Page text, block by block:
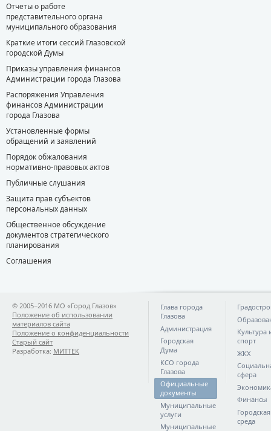
Отчеты о работе
представительного органа
муниципального образования
Краткие итоги сессий Глазовской
городской Думы
Приказы управления финансов
Администрации города Глазова
Распоряжения Управления
финансов Администрации
города Глазова
Установленные формы
обращений и заявлений
Порядок обжалования
нормативно-правовых актов
Публичные слушания
Защита прав субъектов
персональных данных
Общественное обсуждение
документов стратегического
планирования
Соглашения
© 2005−2016 МО «Город Глазов»
Положение об использовании
материалов сайта
Положение о конфиденциальности
Старый сайт
Разработка: МИТТЕК
Глава города
Глазова
Администрация
Городская
Дума
КСО города
Глазова
Официальные
документы
Муниципальные
услуги
Муниципальные
Культура
спорт
ЖКХ
сфера
Финансы
Городская
среда